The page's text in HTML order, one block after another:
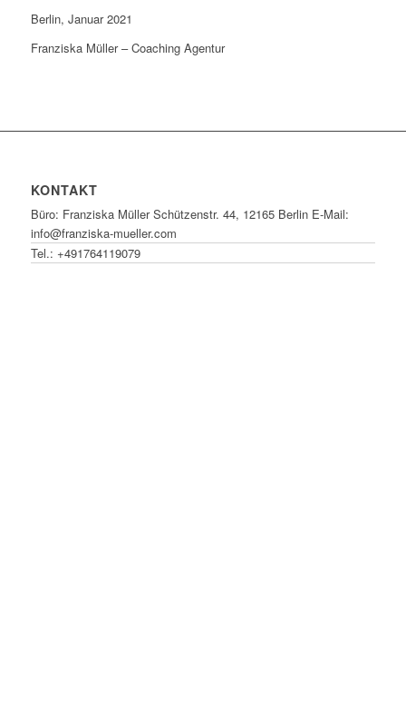
Berlin, Januar 2021
Franziska Müller – Coaching Agentur
KONTAKT
Büro: Franziska Müller Schützenstr. 44, 12165 Berlin E-Mail:
info@franziska-mueller.com
Tel.: +491764119079